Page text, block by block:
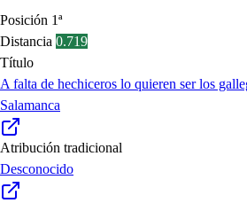
Posición 1ª
Distancia 0.719
Título
A falta de hechiceros lo quieren ser los
Salamanca
Atribución tradicional
Desconocido